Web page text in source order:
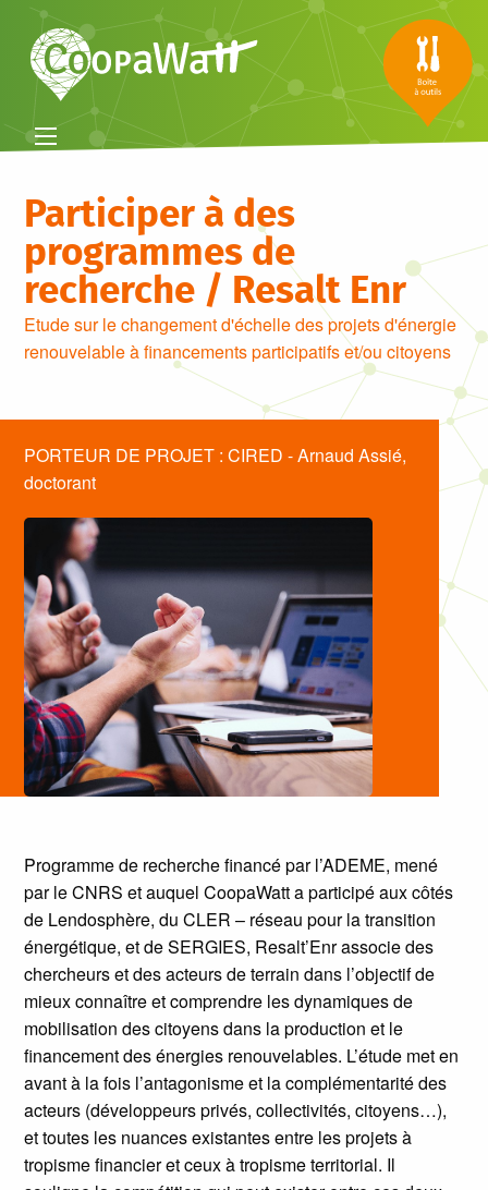
Participer à des
programmes de
recherche / Resalt Enr
Etude sur le changement d'échelle des projets d'énergie
renouvelable à financements participatifs et/ou citoyens
PORTEUR DE PROJET : CIRED - Arnaud Assié,
doctorant
Programme de recherche financé par l’ADEME, mené
par le CNRS et auquel CoopaWatt a participé aux côtés
de Lendosphère, du CLER – réseau pour la transition
énergétique, et de SERGIES, Resalt’Enr associe des
chercheurs et des acteurs de terrain dans l’objectif de
mieux connaître et comprendre les dynamiques de
mobilisation des citoyens dans la production et le
financement des énergies renouvelables. L’étude met en
avant à la fois l’antagonisme et la complémentarité des
acteurs (développeurs privés, collectivités, citoyens…),
et toutes les nuances existantes entre les projets à
tropisme financier et ceux à tropisme territorial. Il